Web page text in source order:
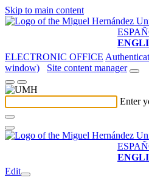
Skip to main content
ELECTRONIC OFFICE
window)
Site content manager
Enter
Edit